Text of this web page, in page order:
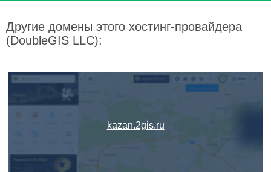
Другие домены этого хостинг-провайдера
(DoubleGIS LLC):
kazan.2gis.ru